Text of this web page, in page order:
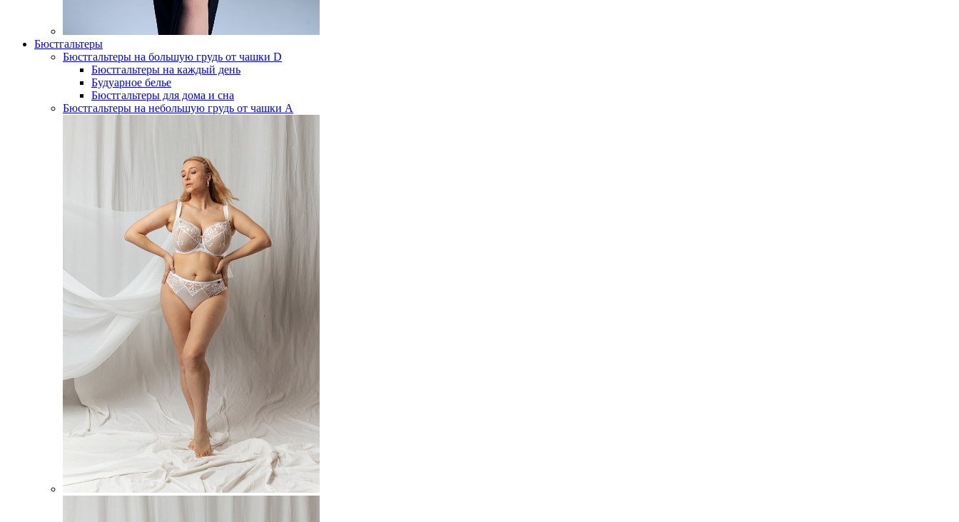
Бюстгальтеры
Бюстгальтеры на большую грудь от чашки D
Бюстгальтеры на каждый день
Будуарное белье
Бюстгальтеры для дома и сна
Бюстгальтеры на небольшую грудь от чашки А